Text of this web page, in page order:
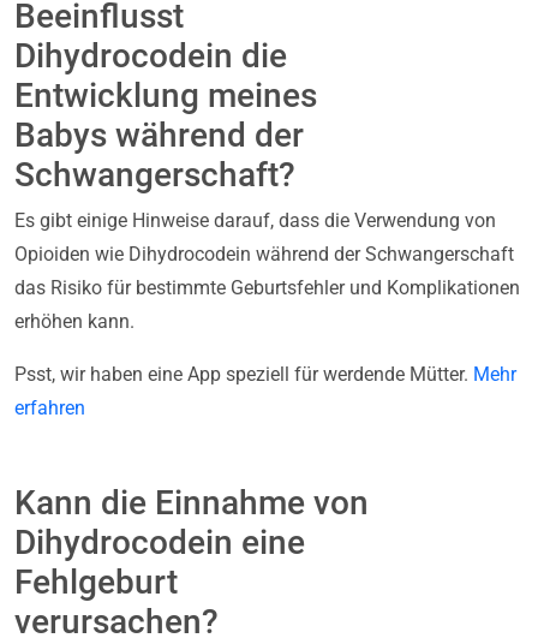
Beeinflusst
Dihydrocodein die
Entwicklung meines
Babys während der
Schwangerschaft?
Es gibt einige Hinweise darauf, dass die Verwendung von
Opioiden wie Dihydrocodein während der Schwangerschaft
das Risiko für bestimmte Geburtsfehler und Komplikationen
erhöhen kann.
Psst, wir haben eine App speziell für werdende Mütter. Mehr
erfahren
Kann die Einnahme von
Dihydrocodein eine
Fehlgeburt
verursachen?